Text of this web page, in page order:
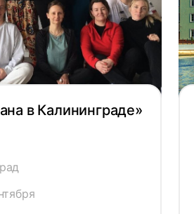
в Калининграде»